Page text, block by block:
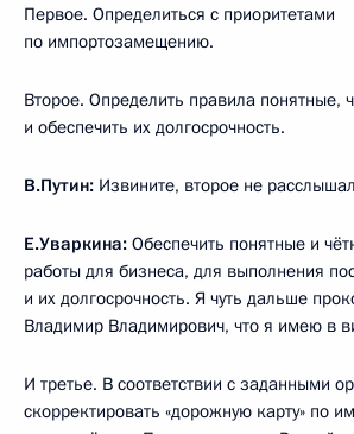
Первое. Определиться с приоритетами
по импортозамещению.
Второе. Определить правила понятные,
и обеспечить их долгосрочность.
В.Путин: Извините, второе не
Е.Уваркина: Обеспечить понятные и
работы для бизнеса, для выполнения
и их долгосрочность. Я чуть дальше
Владимир Владимирович, что я имею в
И третье. В соответствии с заданными
скорректировать «дорожную карту» по